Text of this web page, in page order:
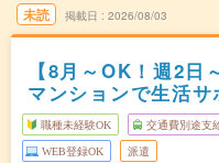
未読 掲載日 2026/08/03
【8月～OK！週2日
マンションで生活
職種未経験OK 交通費別途支
WEB登録OK 派遣